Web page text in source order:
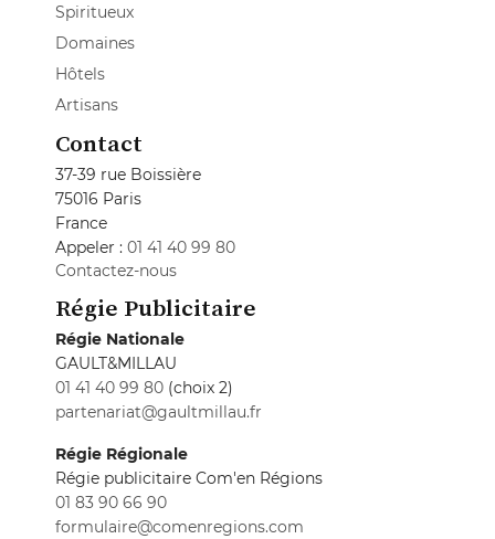
Spiritueux
Domaines
Hôtels
Artisans
Contact
37-39 rue Boissière
75016 Paris
France
Appeler : 01 41 40 99 80
Contactez-nous
Régie Publicitaire
Régie Nationale
GAULT&MILLAU
01 41 40 99 80 (choix 2)
partenariat@gaultmillau.fr
Régie Régionale
Régie publicitaire Com'en Régions
01 83 90 66 90
formulaire@comenregions.com